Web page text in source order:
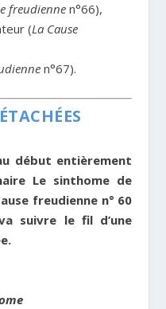
freudienne n°66),
(La Cause
n°67).
début entièrement
Le sinthome de
freudienne n° 60
suivre le fil d’une